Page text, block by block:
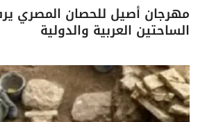
مهرجان أصيل للحصان المصري
الساحتين العربية والدولية